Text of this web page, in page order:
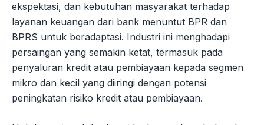
ekspektasi, dan kebutuhan masyarakat terhadap
layanan keuangan dari bank menuntut BPR dan
BPRS untuk beradaptasi. Industri ini menghadapi
persaingan yang semakin ketat, termasuk pada
penyaluran kredit atau pembiayaan kepada segmen
mikro dan kecil yang diiringi dengan potensi
peningkatan risiko kredit atau pembiayaan.